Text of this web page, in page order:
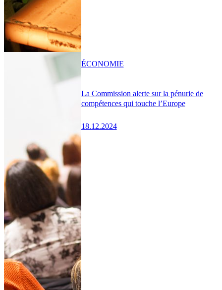
La Commission alerte sur la pénurie de
compétences qui touche l’Europe
18.12.2024
ÉCONOMIE